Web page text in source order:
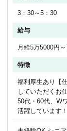
3：30～5：30
給与
月給5万5000円
特徴
福利厚生あり【
していただくお
50代・60代、W
活躍しています！